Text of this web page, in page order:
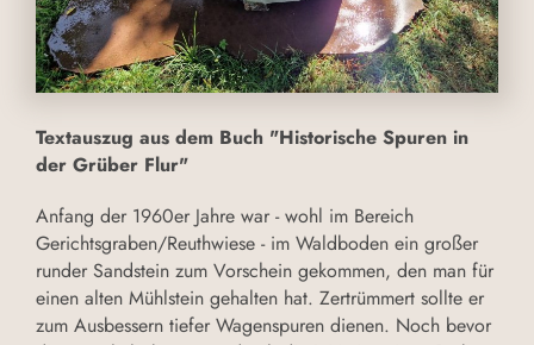
Textauszug aus dem Buch "Historische Spuren in
der Grüber Flur"
Anfang der 1960er Jahre war - wohl im Bereich
Gerichtsgraben/Reuthwiese - im Waldboden ein großer
runder Sandstein zum Vorschein gekommen, den man für
einen alten Mühlstein gehalten hat. Zertrümmert sollte er
zum Ausbessern tiefer Wagenspuren dienen. Noch bevor